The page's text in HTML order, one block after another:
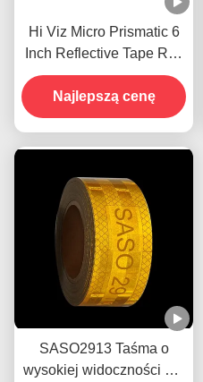
Hi Viz Micro Prismatic 6
Inch Reflective Tape Roll
wodoodporny dla
przyczep
Najlepszą cenę
SASO2913 Taśma o
wysokiej widoczności dla